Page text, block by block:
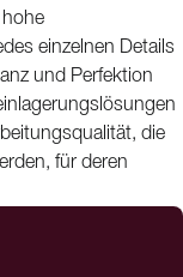
hohe
einzelnen Details
und Perfektion
die
für deren